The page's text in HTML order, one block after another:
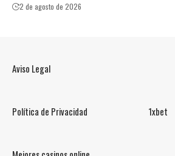
2 de agosto de 2026
Aviso Legal
Política de Privacidad 1xbet